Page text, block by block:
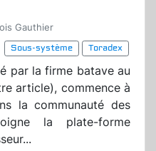
Gauthier
Sous-système
Toradex
par la firme batave au
article), commence à
la communauté des
la plate-forme